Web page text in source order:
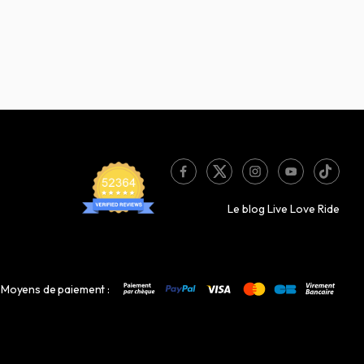
Le blog Live Love Ride
Moyens de paiement :